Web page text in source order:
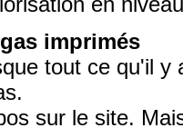
imprimés
tout ce qu'il y
sur le site.